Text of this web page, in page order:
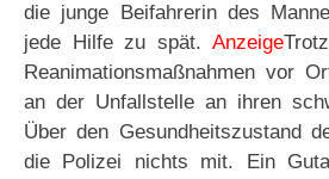
die junge Beifahrerin des
jede Hilfe zu spät. Anzeige
Reanimationsmaßnahmen vor
an der Unfallstelle an ihren
Über den Gesundheitszustand
die Polizei nichts mit. Ein